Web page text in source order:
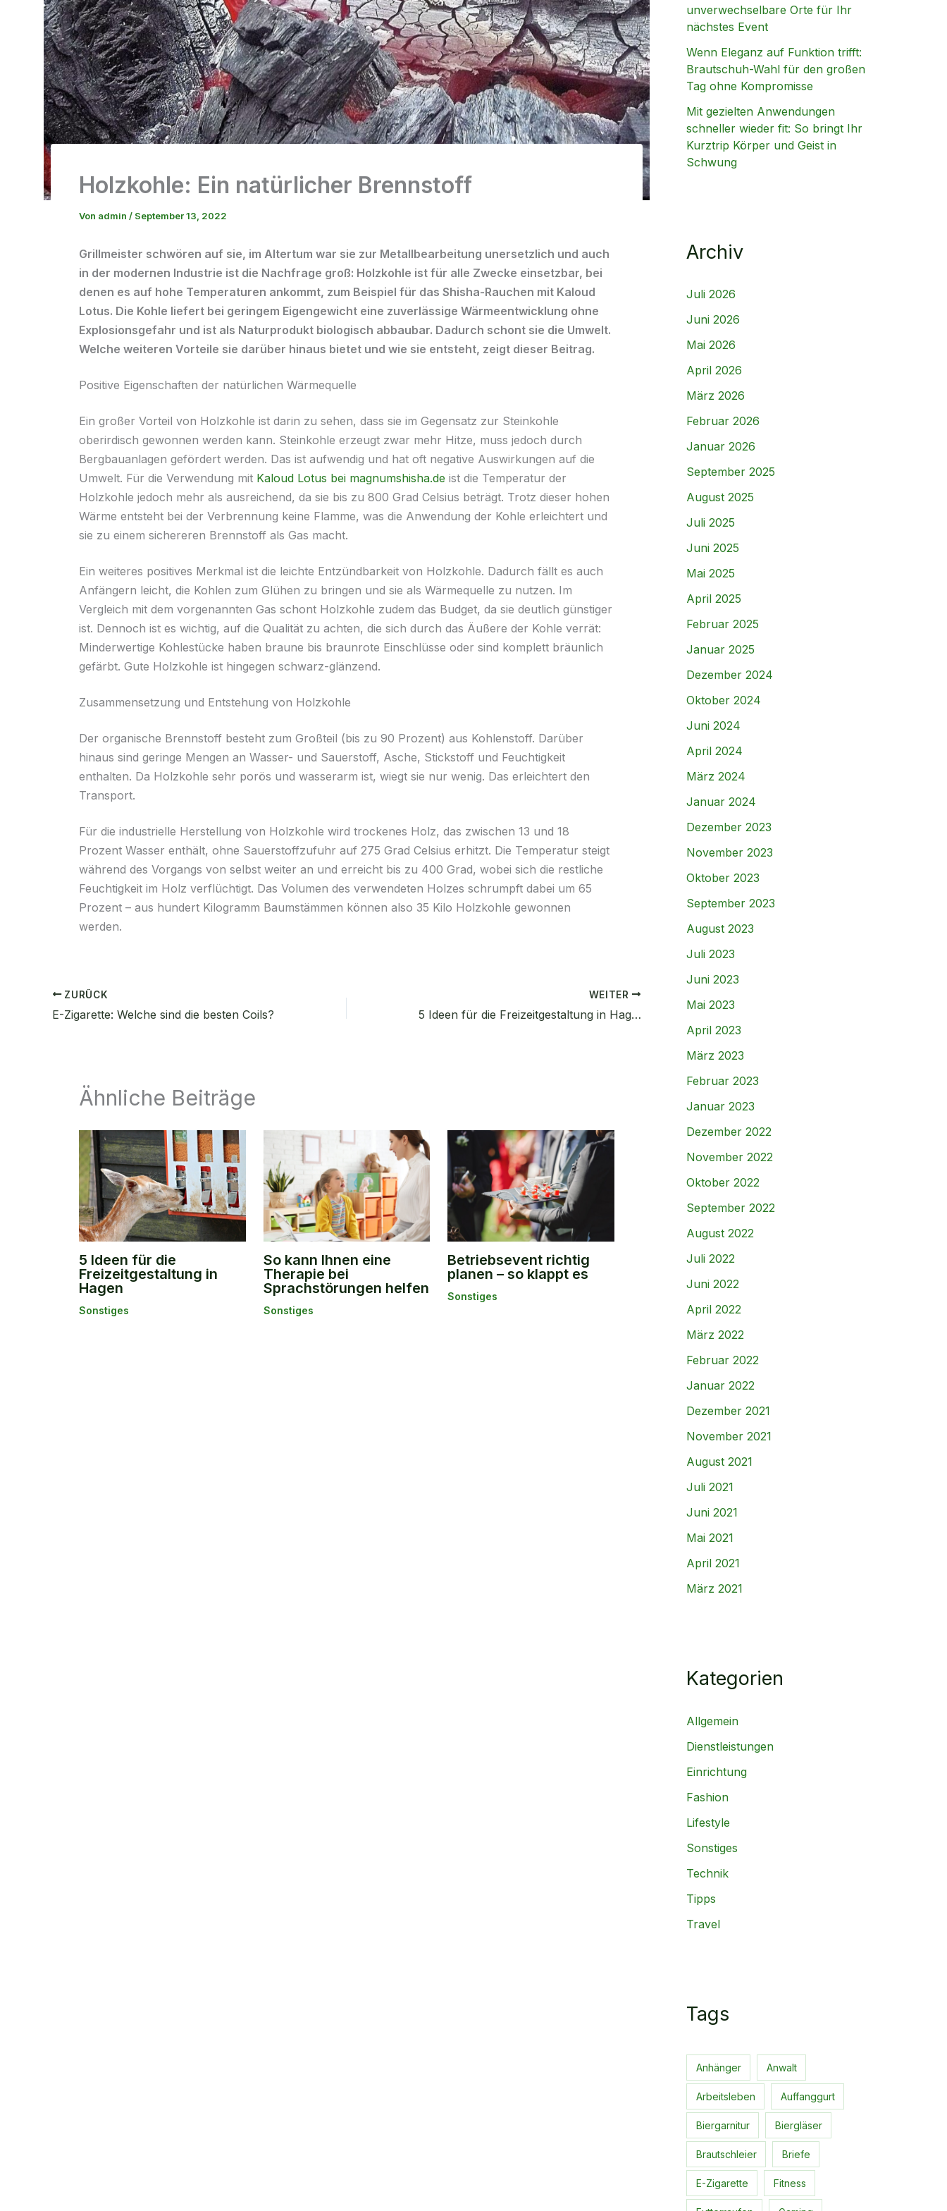
Holzkohle: Ein natürlicher Brennstoff
Von admin / September 13, 2022
Grillmeister schwören auf sie, im Altertum war sie zur Metallbearbeitung unersetzlich und auch
in der modernen Industrie ist die Nachfrage groß: Holzkohle ist für alle Zwecke einsetzbar, bei
denen es auf hohe Temperaturen ankommt, zum Beispiel für das Shisha-Rauchen mit Kaloud
Lotus. Die Kohle liefert bei geringem Eigengewicht eine zuverlässige Wärmeentwicklung ohne
Explosionsgefahr und ist als Naturprodukt biologisch abbaubar. Dadurch schont sie die Umwelt.
Welche weiteren Vorteile sie darüber hinaus bietet und wie sie entsteht, zeigt dieser Beitrag.
Positive Eigenschaften der natürlichen Wärmequelle
Ein großer Vorteil von Holzkohle ist darin zu sehen, dass sie im Gegensatz zur Steinkohle
oberirdisch gewonnen werden kann. Steinkohle erzeugt zwar mehr Hitze, muss jedoch durch
Bergbauanlagen gefördert werden. Das ist aufwendig und hat oft negative Auswirkungen auf die
Umwelt. Für die Verwendung mit Kaloud Lotus bei magnumshisha.de ist die Temperatur der
Holzkohle jedoch mehr als ausreichend, da sie bis zu 800 Grad Celsius beträgt. Trotz dieser hohen
Wärme entsteht bei der Verbrennung keine Flamme, was die Anwendung der Kohle erleichtert und
sie zu einem sichereren Brennstoff als Gas macht.
Ein weiteres positives Merkmal ist die leichte Entzündbarkeit von Holzkohle. Dadurch fällt es auch
Anfängern leicht, die Kohlen zum Glühen zu bringen und sie als Wärmequelle zu nutzen. Im
Vergleich mit dem vorgenannten Gas schont Holzkohle zudem das Budget, da sie deutlich günstiger
ist. Dennoch ist es wichtig, auf die Qualität zu achten, die sich durch das Äußere der Kohle verrät:
Minderwertige Kohlestücke haben braune bis braunrote Einschlüsse oder sind komplett bräunlich
gefärbt. Gute Holzkohle ist hingegen schwarz-glänzend.
Zusammensetzung und Entstehung von Holzkohle
Der organische Brennstoff besteht zum Großteil (bis zu 90 Prozent) aus Kohlenstoff. Darüber
hinaus sind geringe Mengen an Wasser- und Sauerstoff, Asche, Stickstoff und Feuchtigkeit
enthalten. Da Holzkohle sehr porös und wasserarm ist, wiegt sie nur wenig. Das erleichtert den
Transport.
Für die industrielle Herstellung von Holzkohle wird trockenes Holz, das zwischen 13 und 18
Prozent Wasser enthält, ohne Sauerstoffzufuhr auf 275 Grad Celsius erhitzt. Die Temperatur steigt
während des Vorgangs von selbst weiter an und erreicht bis zu 400 Grad, wobei sich die restliche
Feuchtigkeit im Holz verflüchtigt. Das Volumen des verwendeten Holzes schrumpft dabei um 65
Prozent – aus hundert Kilogramm Baumstämmen können also 35 Kilo Holzkohle gewonnen
werden.
ZURÜCK
E-Zigarette: Welche sind die besten Coils?
WEITER
5 Ideen für die Freizeitgestaltung in Hagen
Ähnliche Beiträge
5 Ideen für die
Freizeitgestaltung in
Hagen
Sonstiges
So kann Ihnen eine
Therapie bei
Sprachstörungen helfen
Sonstiges
Betriebsevent richtig
planen – so klappt es
Sonstiges
unverwechselbare Orte für Ihr
nächstes Event
Wenn Eleganz auf Funktion trifft:
Brautschuh-Wahl für den großen
Tag ohne Kompromisse
Mit gezielten Anwendungen
schneller wieder fit: So bringt Ihr
Kurztrip Körper und Geist in
Schwung
Archiv
Juli 2026
Juni 2026
Mai 2026
April 2026
März 2026
Februar 2026
Januar 2026
September 2025
August 2025
Juli 2025
Juni 2025
Mai 2025
April 2025
Februar 2025
Januar 2025
Dezember 2024
Oktober 2024
Juni 2024
April 2024
März 2024
Januar 2024
Dezember 2023
November 2023
Oktober 2023
September 2023
August 2023
Juli 2023
Juni 2023
Mai 2023
April 2023
März 2023
Februar 2023
Januar 2023
Dezember 2022
November 2022
Oktober 2022
September 2022
August 2022
Juli 2022
Juni 2022
April 2022
März 2022
Februar 2022
Januar 2022
Dezember 2021
November 2021
August 2021
Juli 2021
Juni 2021
Mai 2021
April 2021
März 2021
Kategorien
Allgemein
Dienstleistungen
Einrichtung
Fashion
Lifestyle
Sonstiges
Technik
Tipps
Travel
Tags
Anhänger Anwalt
Arbeitsleben Auffanggurt
Biergarnitur Biergläser
Brautschleier Briefe
E-Zigarette Fitness